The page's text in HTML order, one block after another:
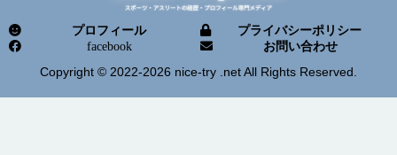
プロフィール
プライバシーポリシー
facebook
お問い合わせ
Copyright © 2022-2026 nice-try .net All Rights Reserved.